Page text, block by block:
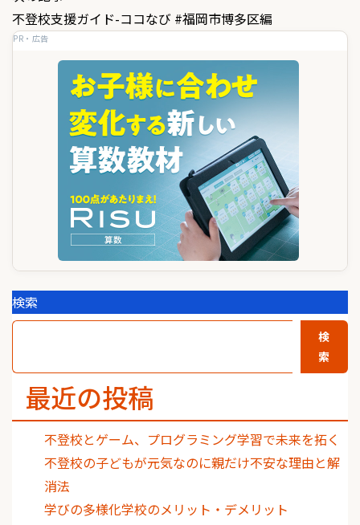
ナ
ビ
不登校支援ガイド-ココなび #福岡市博多区編
PR・広告
検索
検
索
最近の投稿
不登校とゲーム、プログラミング学習で未来を拓く
不登校の子どもが元気なのに親だけ不安な理由と解
消法
学びの多様化学校のメリット・デメリット